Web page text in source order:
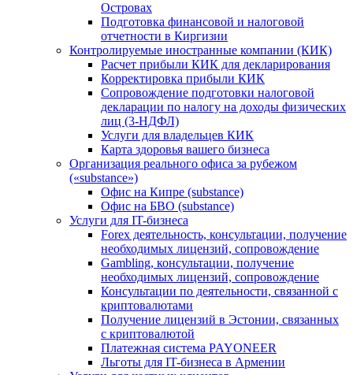
Островах
Подготовка финансовой и налоговой
отчетности в Киргизии
Контролируемые иностранные компании (КИК)
Расчет прибыли КИК для декларирования
Корректировка прибыли КИК
Сопровождение подготовки налоговой
декларации по налогу на доходы физических
лиц (3-НДФЛ)
Услуги для владельцев КИК
Карта здоровья вашего бизнеса
Организация реального офиса за рубежом
(«substance»)
Офис на Кипре (substance)
Офис на БВО (substance)
Услуги для IT-бизнеса
Forex деятельность, консультации, получение
необходимых лицензий, сопровождение
Gambling, консультации, получение
необходимых лицензий, сопровождение
Консультации по деятельности, связанной с
криптовалютами
Получение лицензий в Эстонии, связанных
с криптовалютой
Платежная система PAYONEER
Льготы для IT-бизнеса в Армении